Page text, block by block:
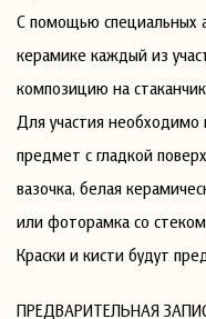
С помощью специальных
керамике каждый из
композицию на
Для участия необходимо
предмет с гладкой
вазочка, белая
или фоторамка со
Краски и кисти будут
ПРЕДВАРИТЕЛЬНАЯ